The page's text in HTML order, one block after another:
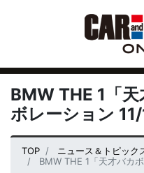
BMW THE 1「
ボレーション
TOP
ニュース＆トピック
BMW THE 1「天才バカボン」